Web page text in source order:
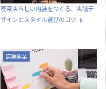
喫茶店らしい内装をつくる、店舗デ
ザインとスタイル選びのコツ
店舗開業